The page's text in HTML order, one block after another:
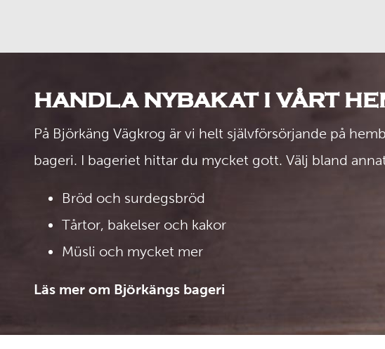
HANDLA NYBAKAT I VÅRT
På Björkäng Vägkrog är vi helt självförsörjande på
bageri. I bageriet hittar du mycket gott. Välj bland
Bröd och surdegsbröd
Tårtor, bakelser och kakor
Müsli och mycket mer
Läs mer om Björkängs bageri